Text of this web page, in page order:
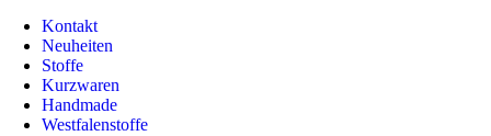
Kontakt
Neuheiten
Stoffe
Kurzwaren
Handmade
Westfalenstoffe